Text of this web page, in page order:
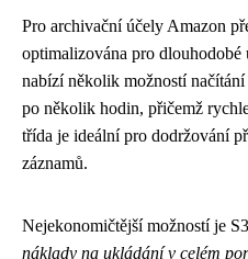
Pro archivační účely Amazon
optimalizována pro
nabízí několik možností
po několik hodin, přičemž
třída je ideální pro dodržování
záznamů.
Nejekonomičtější možností je
náklady na ukládání v celém